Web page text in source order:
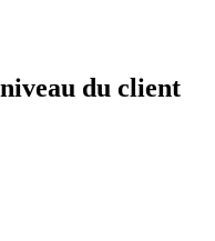
du client